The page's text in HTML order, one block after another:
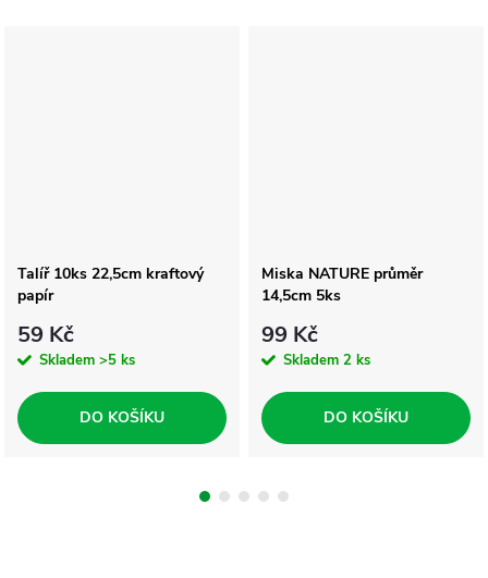
Talíř 10ks 22,5cm kraftový
papír
59 Kč
Skladem >5 ks
DO KOŠÍKU
Miska NATURE průměr
14,5cm 5ks
99 Kč
Skladem 2 ks
DO KOŠÍKU